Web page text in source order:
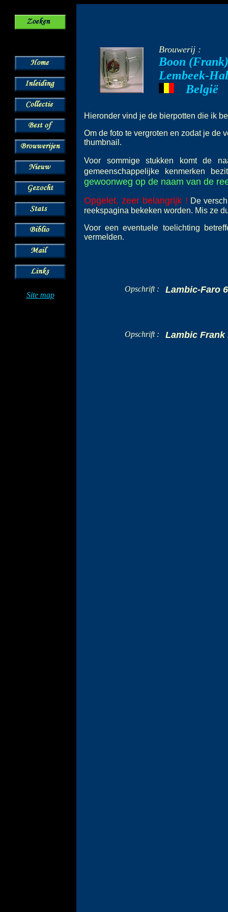
Site map
Brouwerij :
Boon (Frank)
Lembeek-
België
Hieronder vind je de bierpotten die ik
Om de foto te vergroten en zodat je de
thumbnail.
Voor sommige stukken komt de
gemeenschappelijke kenmerken
gewoonweg op de naam van de
Opgelet, zeer belangrijk ! De
reekspagina bekeken worden. Mis ze
Voor een eventuele toelichting
vermelden.
Opschrift : Lambic-Faro
Opschrift : Lambic Frank